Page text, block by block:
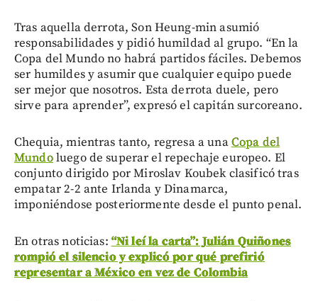
Tras aquella derrota, Son Heung-min asumió
responsabilidades y pidió humildad al grupo. “En la
Copa del Mundo no habrá partidos fáciles. Debemos
ser humildes y asumir que cualquier equipo puede
ser mejor que nosotros. Esta derrota duele, pero
sirve para aprender”, expresó el capitán surcoreano.
Chequia, mientras tanto, regresa a unaCopa del
Mundoluego de superar el repechaje europeo. El
conjunto dirigido por Miroslav Koubek clasificó tras
empatar 2-2 ante Irlanda y Dinamarca,
imponiéndose posteriormente desde el punto penal.
En otras noticias: “Ni leí la carta”: Julián Quiñones
rompió el silencio y explicó por qué prefirió
representar a México en vez de Colombia